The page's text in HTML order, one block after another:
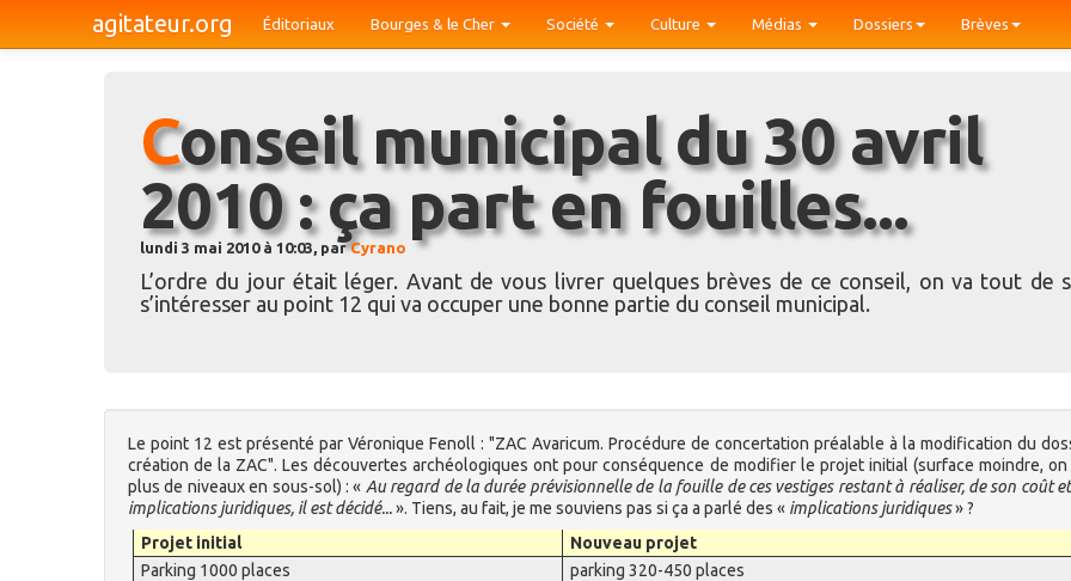
agitateur.org Éditoriaux Bourges & le Cher Société Culture Médias Dossiers Brèves
Conseil municipal du 30 avril
2010 : ça part en fouilles...
lundi 3 mai 2010 à 10:03, parCyrano
L’ordre du jour était léger. Avant de vous livrer quelques brèves de ce conseil, on va tout de
s’intéresser au point 12 qui va occuper une bonne partie du conseil municipal.
Le point 12 est présenté par Véronique Fenoll : "ZAC Avaricum. Procédure de concertation préalable à la modification du
création de la ZAC". Les découvertes archéologiques ont pour conséquence de modifier le projet initial (surface moindre,
plus de niveaux en sous-sol) : « Au regard de la durée prévisionnelle de la fouille de ces vestiges restant à réaliser, de son coût
implications juridiques, il est décidé...». Tiens, au fait, je me souviens pas si ça a parlé des « implications juridiques» ?
Projet initial
Nouveau projet
Parking 1000 places
parking 320-450 places